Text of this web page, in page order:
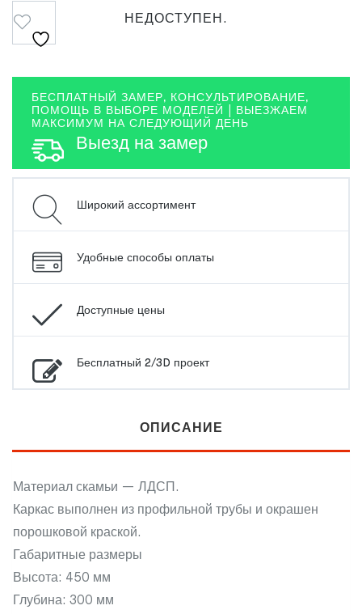
НЕДОСТУПЕН.
БЕСПЛАТНЫЙ ЗАМЕР, КОНСУЛЬТИРОВАНИЕ,
ПОМОЩЬ В ВЫБОРЕ МОДЕЛЕЙ | ВЫЕЗЖАЕМ
МАКСИМУМ НА СЛЕДУЮЩИЙ ДЕНЬ
Выезд на замер
Широкий ассортимент
Удобные способы оплаты
Доступные цены
Бесплатный 2/3D проект
ОПИСАНИЕ
Материал скамьи — ЛДСП.
Каркас выполнен из профильной трубы и окрашен
порошковой краской.
Габаритные размеры
Высота: 450 мм
Глубина: 300 мм